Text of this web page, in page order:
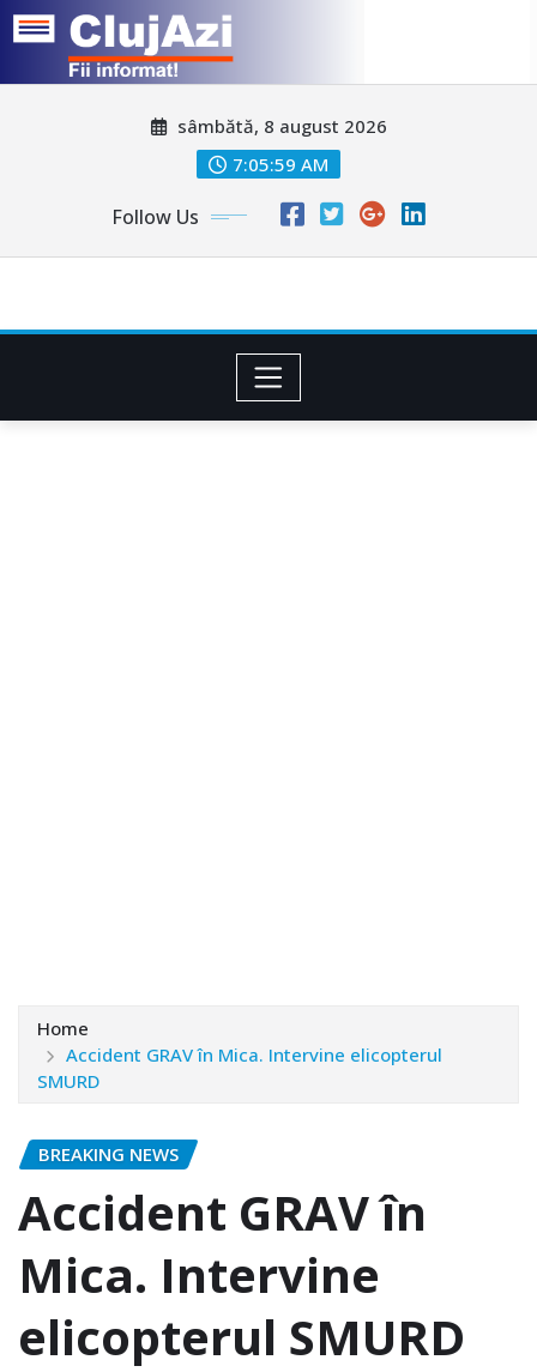
sâmbătă, 8 august 2026
7:06:02 AM
Follow Us
Home
Accident GRAV în Mica. Intervine elicopterul
SMURD
BREAKING NEWS
Accident GRAV în
Mica. Intervine
elicopterul SMURD